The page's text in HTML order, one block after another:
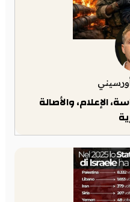
الإعلام، والأصالة